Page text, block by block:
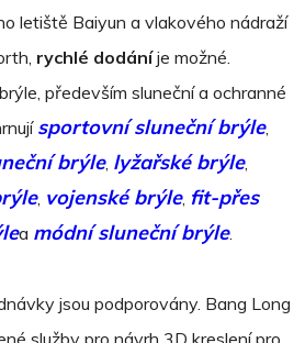
letiště Baiyun a vlakového nádraží
rychlé dodáníje možné.
především sluneční a ochranné
sportovní sluneční brýle,
brýle, lyžařské brýle,
, vojenské brýle, fit-přes
a módní sluneční brýle.
jsou podporovány. Bang Long
služby pro návrh 3D kreslení pro